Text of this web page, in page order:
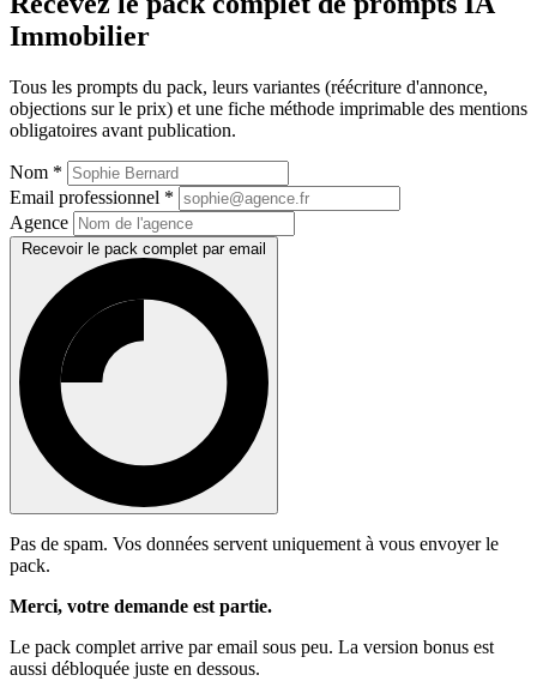
Immobilier
Tous les prompts du pack, leurs variantes (réécriture d'annonce,
objections sur le prix) et une fiche méthode imprimable des mentions
obligatoires avant publication.
Nom *
Email professionnel *
Agence
Recevoir le pack complet par email
Pas de spam. Vos données servent uniquement à vous envoyer le
pack.
Merci, votre demande est partie.
Le pack complet arrive par email sous peu. La version bonus est
aussi débloquée juste en dessous.